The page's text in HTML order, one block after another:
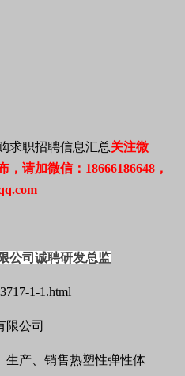
关注微
请加微信：18666186648，
公司诚聘研发总监
1-1.html
限公司
生产、销售热塑性弹性体